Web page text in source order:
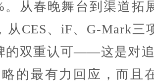
。从春晚舞台到渠道拓
从CES、iF、G-Mark三
的双重认可——这是对
的最有力回应，而且